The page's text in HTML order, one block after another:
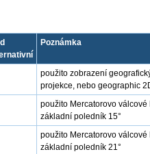
Poznámka
použito zobrazení
projekce, nebo geographic
použito Mercatorovo
základní poledník 15°
použito Mercatorovo
základní poledník 21°